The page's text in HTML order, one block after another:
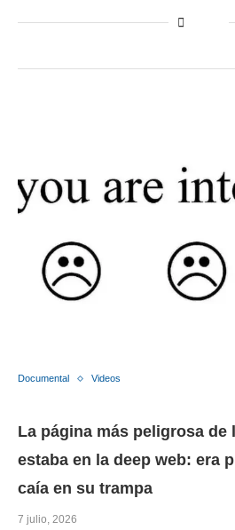
Documental Videos
La página más peligrosa de
estaba en la deep web: era
caía en su trampa
7 julio, 2026